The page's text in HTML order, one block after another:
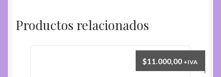
Productos relacionados
$11.000,00 +IVA